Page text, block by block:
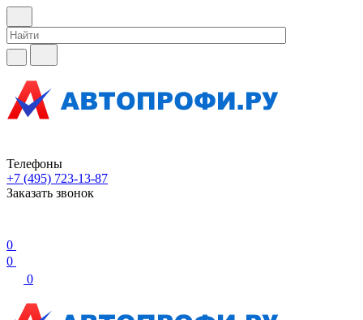
Телефоны
+7 (495) 723-13-87
Заказать звонок
0
0
0